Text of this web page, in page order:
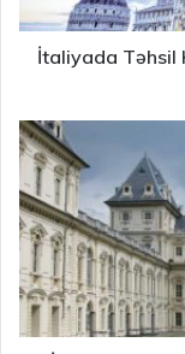
İtaliyada Təhsil